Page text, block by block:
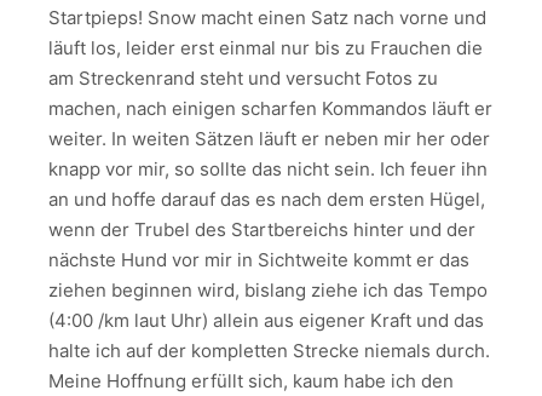
Startpieps! Snow macht einen Satz nach vorne und
läuft los, leider erst einmal nur bis zu Frauchen die
am Streckenrand steht und versucht Fotos zu
machen, nach einigen scharfen Kommandos läuft er
weiter. In weiten Sätzen läuft er neben mir her oder
knapp vor mir, so sollte das nicht sein. Ich feuer ihn
an und hoffe darauf das es nach dem ersten Hügel,
wenn der Trubel des Startbereichs hinter und der
nächste Hund vor mir in Sichtweite kommt er das
ziehen beginnen wird, bislang ziehe ich das Tempo
(4:00 /km laut Uhr) allein aus eigener Kraft und das
halte ich auf der kompletten Strecke niemals durch.
Meine Hoffnung erfüllt sich, kaum habe ich den